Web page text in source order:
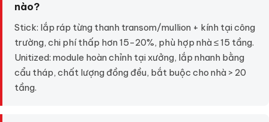
nào?
Stick: lắp ráp từng thanh transom/mullion + kính tại công
trường, chi phí thấp hơn 15-20%, phù hợp nhà ≤ 15 tầng.
Unitized: module hoàn chỉnh tại xưởng, lắp nhanh bằng
cẩu tháp, chất lượng đồng đều, bắt buộc cho nhà > 20
tầng.